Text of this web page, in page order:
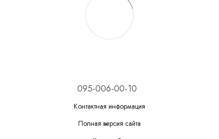
095-006-00-10
Контактная информация
Полная версия сайта